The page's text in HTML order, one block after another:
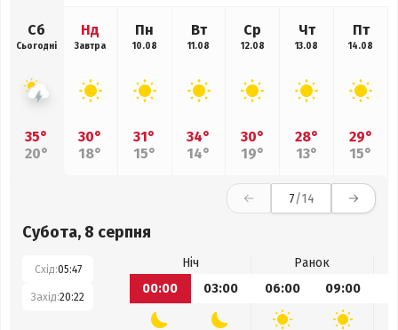
Сб
Сьогодні
35°
20°
Нд
Завтра
30°
18°
Пн
10.08
31°
15°
Вт
11.08
34°
14°
Ср
12.08
30°
19°
Чт
13.08
28°
13°
Пт
14.08
29°
15°
7/14
Субота, 8 серпня
Схід:05:47
Захід:20:22
Ніч
Ранок
00:00
03:00 06:00 09:00